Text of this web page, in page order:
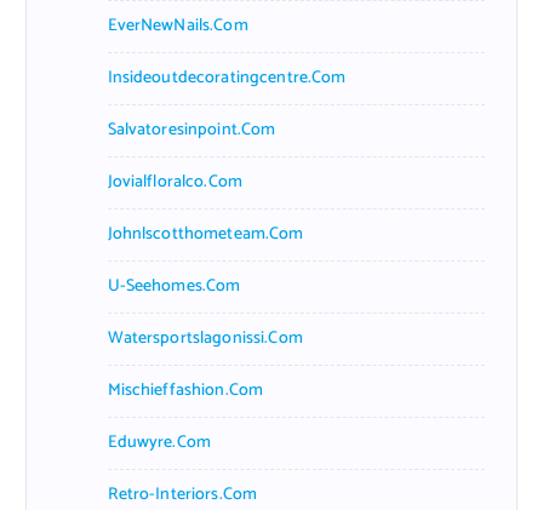
EverNewNails.com
Insideoutdecoratingcentre.com
Salvatoresinpoint.com
Jovialfloralco.com
Johnlscotthometeam.com
U-Seehomes.com
Watersportslagonissi.com
Mischieffashion.com
Eduwyre.com
Retro-Interiors.com